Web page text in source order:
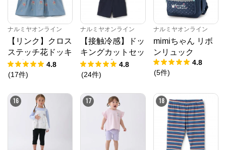
ナルミヤオンライン
【リンク】クロス
ステッチ花ドッキ
ングTシャツ
4.8
(17件)
ナルミヤオンライン
【接触冷感】ドッ
キングカットセッ
トアップ
4.8
(24件)
ナルミヤオンライン
mimiちゃん リボ
ンリュック
4.8
(5件)
16 17 18